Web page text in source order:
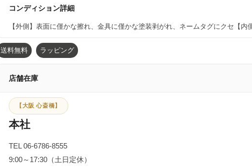
コンディション詳細
【外側】表面に僅かな擦れ、金具に僅かな塗装剥がれ、ネームタグにクセ【
送料無料 ラッピング
店舗在庫
【大阪 心斎橋】
本社
TEL 06-6786-8555
9:00～17:30（土日定休）